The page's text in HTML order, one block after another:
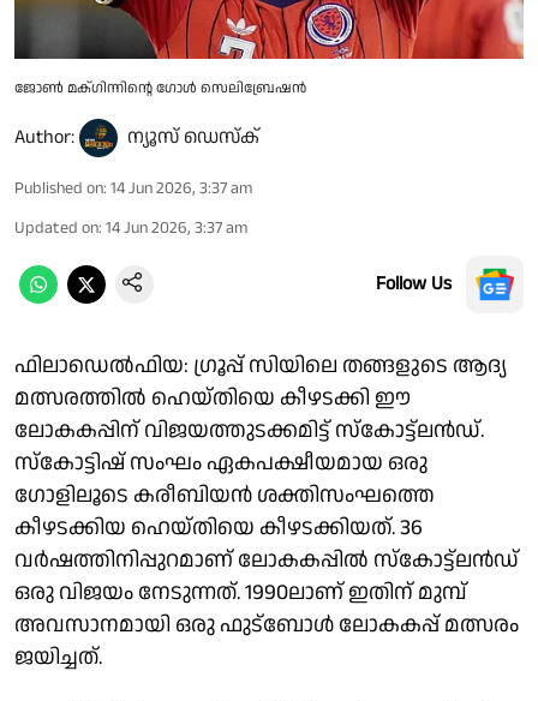
ജോൺ മക്‌ഗിന്നിൻ്റെ ഗോൾ സെലിബ്രേഷൻ
Author: ന്യൂസ് ഡെസ്ക്
Published on: 14 Jun 2026, 3:37 am
Updated on: 14 Jun 2026, 3:37 am
Follow Us
ഫിലാഡെൽഫിയ: ഗ്രൂപ്പ് സിയിലെ തങ്ങളുടെ ആദ്യ
മത്സരത്തിൽ ഹെയ്തിയെ കീഴടക്കി ഈ
ലോകകപ്പിന് വിജയത്തുടക്കമിട്ട് സ്കോട്ട്‌ലൻഡ്.
സ്കോട്ടിഷ് സംഘം ഏകപക്ഷീയമായ ഒരു
ഗോളിലൂടെ കരീബിയൻ ശക്തിസംഘത്തെ
കീഴടക്കിയ ഹെയ്തിയെ കീഴടക്കിയത്. 36
വർഷത്തിനിപ്പുറമാണ് ലോകകപ്പിൽ സ്കോട്ട്ലൻഡ്
ഒരു വിജയം നേടുന്നത്. 1990ലാണ് ഇതിന് മുമ്പ്
അവസാനമായി ഒരു ഫുട്ബോൾ ലോകകപ്പ് മത്സരം
ജയിച്ചത്.